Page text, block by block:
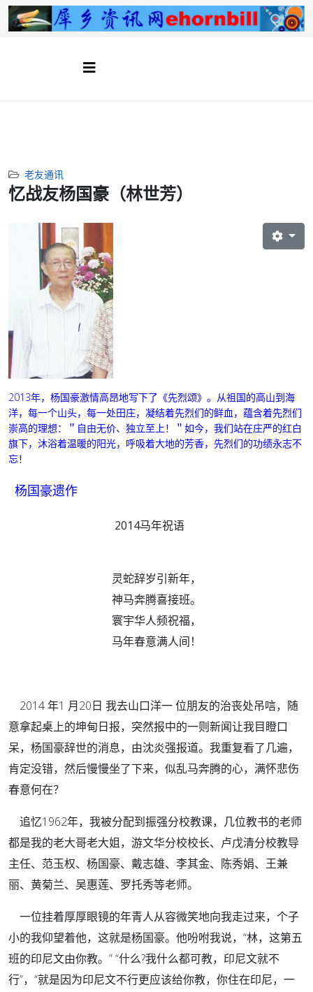
老友通讯
忆战友杨国豪（林世芳）
2013年，杨国豪激情高昂地写下了《先烈颂》。 从祖国的高山到海
洋， 每一个山头， 每一处田庄， 凝结着先烈们的鲜血， 蕴含着先烈们
崇高的理想：
＂自由无价、独立至上！＂ 如今， 我们站在庄严的红白
旗下， 沐浴着温暖的阳光， 呼吸着大地的芳香， 先烈们的功绩永志不
忘！
杨国豪遗作
2014马年祝语
灵蛇辞岁引新年，
神马奔腾喜接班。
寰宇华人频祝福，
马年春意满人间！
2014 年1 月20日 我去山口洋一 位朋友的治丧处吊唁，随
意拿起桌上的坤甸日报，突然报中的一则新闻让我目瞪口
呆，杨国豪辞世的消息，由沈炎强报道。我重复看了几遍，
肯定没错，然后慢慢坐了下来，似乱马奔腾的心，满怀悲伤
春意何在？
追忆1962年，我被分配到振强分校教课，几位教书的老师
都是我的老大哥老大姐，游文华分校校长、卢戊清分校教导
主任、范玉权、杨国豪、戴志雄、李其金、陈秀娟、王兼
丽、黄菊兰、吴惠莲、罗托秀等老师。
一位挂着厚厚眼镜的年青人从容微笑地向我走过来，个子
小的我仰望着他，这就是杨国豪。他吩咐我说，“林，这第五
班的印尼文由你教。” “什么?我什么都可教，印尼文就不
行”，“就是因为印尼文不行更应该给你教，你住在印尼，一